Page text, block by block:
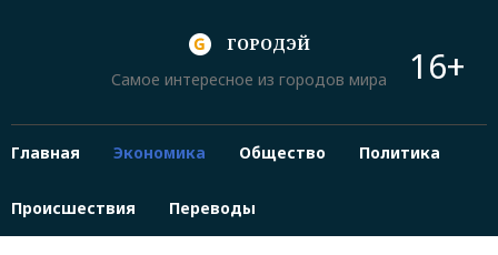
ГОРОДЭЙ
Самое интересное из городов мира
16+
Главная Экономика Общество Политика
Происшествия Переводы